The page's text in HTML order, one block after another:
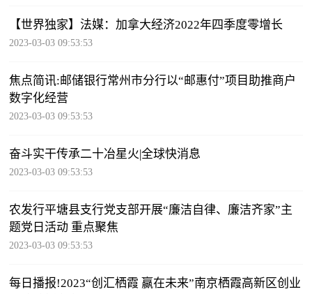
【世界独家】法媒：加拿大经济2022年四季度零增长
2023-03-03 09:53:53
焦点简讯:邮储银行常州市分行以“邮惠付”项目助推商户
数字化经营
2023-03-03 09:53:53
奋斗实干传承二十冶星火|全球快消息
2023-03-03 09:53:53
农发行平塘县支行党支部开展“廉洁自律、廉洁齐家”主
题党日活动 重点聚焦
2023-03-03 09:53:53
每日播报!2023“创汇栖霞 赢在未来”南京栖霞高新区创业